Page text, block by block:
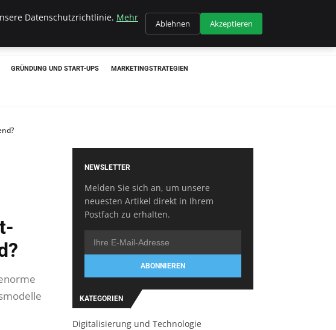
GRÜNDUNG UND START-UPS MARKETINGSTRATEGIEN
NEWSLETTER
Melden Sie sich an, um unsere
neuesten Artikel direkt in Ihrem
Postfach zu erhalten.
ABONNIEREN
KATEGORIEN
Digitalisierung und Technologie
Datenschutzrichtlinie. Mehr
Ablehnen Akzeptieren